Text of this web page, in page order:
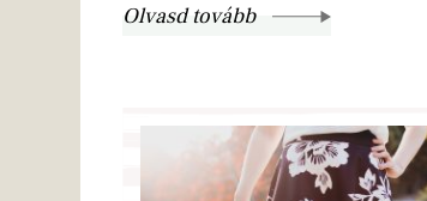
Olvasd tovább